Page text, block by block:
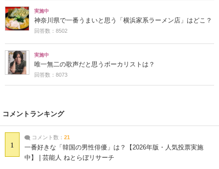
実施中
神奈川県で一番うまいと思う「横浜家系ラーメン店」はどこ？
回答数：8502
実施中
唯一無二の歌声だと思うボーカリストは？
回答数：8073
コメントランキング
1
コメント数： 21
一番好きな「韓国の男性俳優」は？【2026年版・人気投票実施
中】 | 芸能人 ねとらぼリサーチ